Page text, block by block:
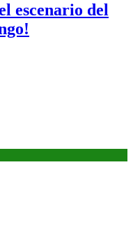
escenario del